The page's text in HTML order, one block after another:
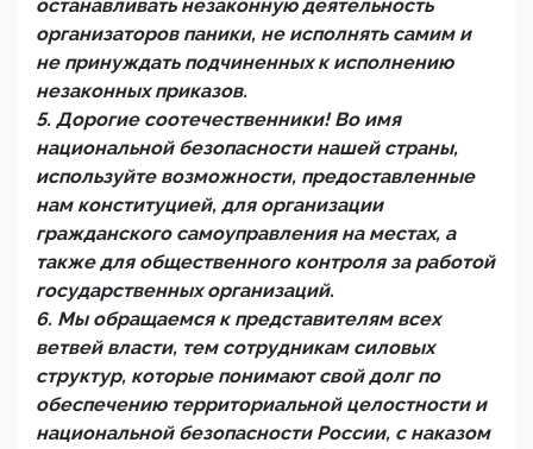
останавливать незаконную деятельность
организаторов паники, не исполнять самим и
не принуждать подчиненных к исполнению
незаконных приказов.
5. Дорогие соотечественники! Во имя
национальной безопасности нашей страны,
используйте возможности, предоставленные
нам конституцией, для организации
гражданского самоуправления на местах, а
также для общественного контроля за работой
государственных организаций.
6. Мы обращаемся к представителям всех
ветвей власти, тем сотрудникам силовых
структур, которые понимают свой долг по
обеспечению территориальной целостности и
национальной безопасности России, с наказом